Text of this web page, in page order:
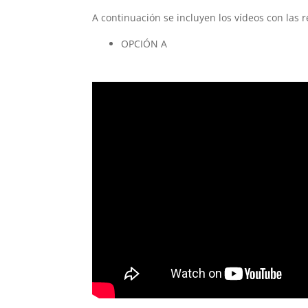
A continuación se incluyen los vídeos con las
OPCIÓN A